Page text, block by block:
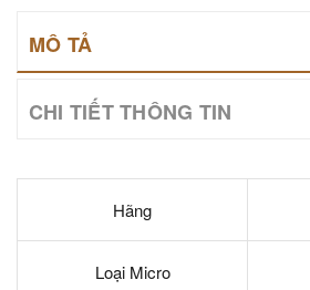
MÔ TẢ
CHI TIẾT THÔNG TIN
Hãng
Loại Micro